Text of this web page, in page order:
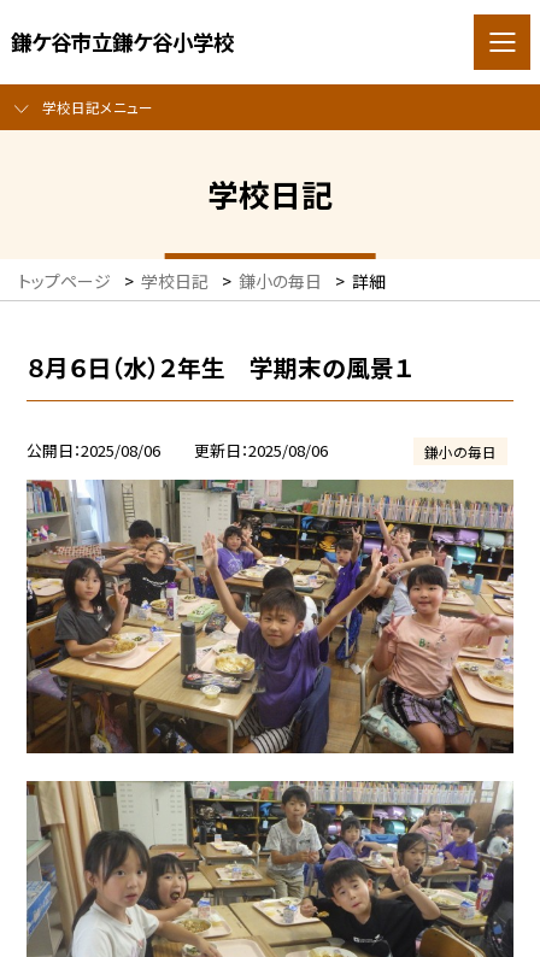
鎌ケ谷市立鎌ケ谷小学校
学校日記メニュー
学校日記
トップページ > 学校日記 > 鎌小の毎日 > 詳細
８月６日（水）２年生 学期末の風景１
公開日 2025/08/06 更新日 2025/08/06 鎌小の毎日